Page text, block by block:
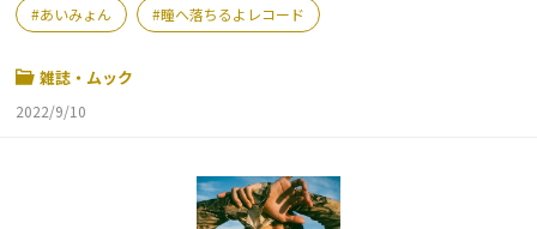
あいみょん 瞳へ落ちるよレコード
雑誌・ムック
2022/9/10